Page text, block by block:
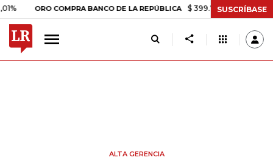
ORO COMPRA BANCO DE LA REPÚBLICA $ 399.745,16 +$ 2.295,71
SUSCRÍBASE
ALTA GERENCIA